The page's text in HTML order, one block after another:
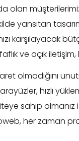
olan
yansıtan
karşılayacak
ve açık
olmadığını
hızlı
sahip
her zaman